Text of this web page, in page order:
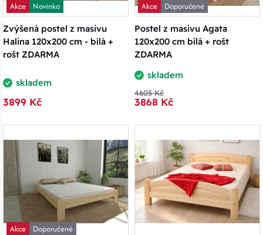
Akce
Novinka
Zvýšená postel z masivu
Halina 120x200 cm - bílá +
rošt ZDARMA
skladem
3899 Kč
Akce
Doporučené
Postel z masivu Agata
120x200 cm bílá + rošt
ZDARMA
skladem
4605 Kč
3868 Kč
Akce
Doporučené